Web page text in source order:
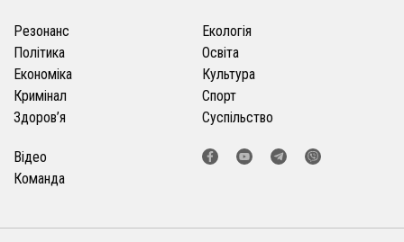
Резонанс
Політика
Економіка
Кримінал
Здоров’я
Екологія
Освіта
Культура
Спорт
Суспільство
Відео
Команда